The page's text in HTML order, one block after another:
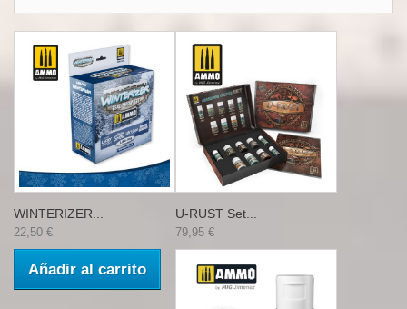
WINTERIZER...
22,50 €
Añadir al carrito
U-RUST Set...
79,95 €